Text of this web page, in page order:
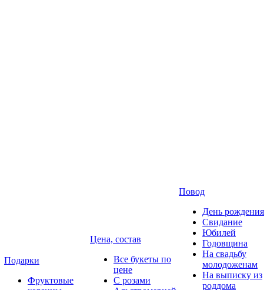
Подарки
Фруктовые
Цена, состав
Все букеты по
цене
С розами
Повод
День рождения
Свидание
Юбилей
Годовщина
На свадьбу
молодоженам
На выписку из
роддома